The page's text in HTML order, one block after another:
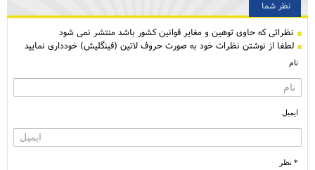
نظر شما
نظراتی كه حاوی توهین و مغایر قوانین کشور باشد منتشر نمی شود
لطفا از نوشتن نظرات خود به صورت حروف لاتین (فینگلیش) خودداری نمایید
نام
ایمیل
* نظر